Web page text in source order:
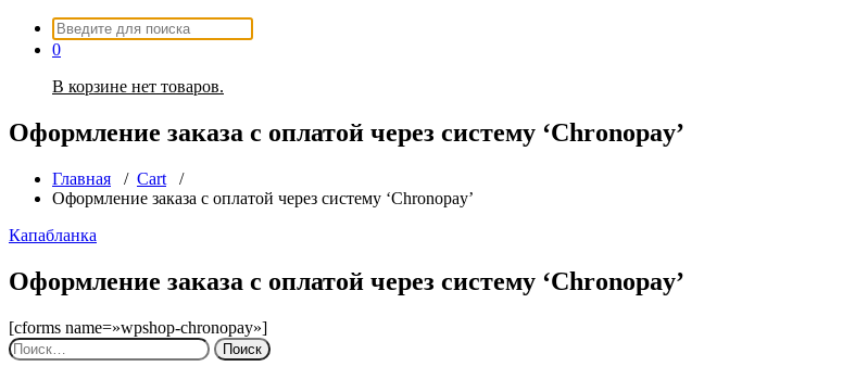
Искать:
0
В корзине нет товаров.
Оформление заказа с оплатой через систему ‘Chronopay’
Главная / Cart /
Оформление заказа с оплатой через систему ‘Chronopay’
Капабланка
Оформление заказа с оплатой через систему ‘Chronopay’
[cforms name=»wpshop-chronopay»]
Найти: